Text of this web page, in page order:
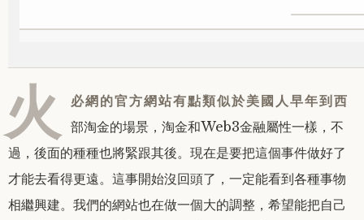
火 必網的官方網站有點類似於美國人早年到西
部淘金的場景，淘金和Web3金融屬性一樣，不
過，後面的種種也將緊跟其後。 現在是要把這個事件做好了
才能去看得更遠。 這事開始沒回頭了，一定能看到各種事物
相繼興建。 我們的網站也在做一個大的調整，希望能把自己